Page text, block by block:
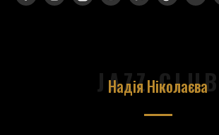
JAZZ CLUB
Надія Ніколаєва